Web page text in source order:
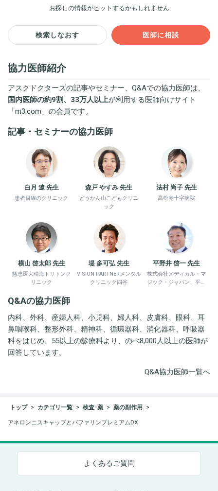
お探しの情報がヒットするかもしれません
検索しなおす 医師に相談
協力医師紹介
アスクドクターズの記事やセミナー、Q&Aでの協力医師は、
国内医師の約9割、33万人以上が利用する医師向けサイト
「m3.com 」の会員です。
記事・セミナーの協力医師
白月 遼 先生
患者目線のクリニック
森戸 やすみ 先生
どうかん山こどもクリニ
ック
法村 尚子 先生
高松赤十字病院
横山 啓太郎 先生
慈恵医大晴海トリトンク
リニック
堤 多可弘 先生
VISION PARTNERメンタル
クリニック四谷
平野井 啓一 先生
株式会社メディカル・マ
ジック・ジャパン、平野
Q&Aの協力医師
内科、外科、産婦人科、小児科、婦人科、皮膚科、眼科、耳
鼻咽喉科、整形外科、精神科、循環器科、消化器科、呼吸器
科をはじめ、55以上の診療科より、のべ8,000人以上の医師が
回答しています。
Q&A協力医師一覧へ
トップ カテゴリ一覧 検査･薬 薬の副作用
アネロンニスキャップとバファリンプレミアムDX
よくあるご質問